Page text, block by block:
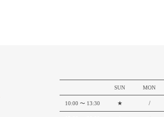
SUN MON
10:00 〜 13:30 ★ /